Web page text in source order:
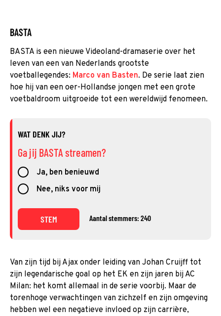
BASTA
BASTA is een nieuwe Videoland-dramaserie over het
leven van een van Nederlands grootste
voetballegendes: Marco van Basten. De serie laat zien
hoe hij van een oer-Hollandse jongen met een grote
voetbaldroom uitgroeide tot een wereldwijd fenomeen.
WAT DENK JIJ?
Ga jij BASTA streamen?
Ja, ben benieuwd
Nee, niks voor mij
STEM Aantal stemmers: 240
Van zijn tijd bij Ajax onder leiding van Johan Cruijff tot
zijn legendarische goal op het EK en zijn jaren bij AC
Milan: het komt allemaal in de serie voorbij. Maar de
torenhoge verwachtingen van zichzelf en zijn omgeving
hebben wel een negatieve invloed op zijn carrière,